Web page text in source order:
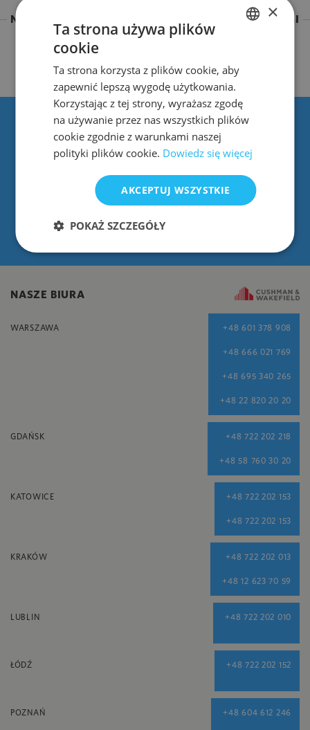
NIE MASZ CZASU SZUKAĆ? SKONTAKTUJ SIĘ Z NAMI
OBLICZ ŁĄCZNE KOSZTY WYNAJMU
Biorąc pod uwagę liczbę pracowników oraz aranżację stanowisk pracy
NASZE BIURA
WARSZAWA +48 601 378 908
+48 666 021 769
+48 695 340 265
+48 22 820 20 20
GDAŃSK +48 722 202 218
+48 58 760 30 20
KATOWICE +48 722 202 153
+48 722 202 153
KRAKÓW +48 722 202 013
+48 12 623 70 59
LUBLIN +48 722 202 010
ŁÓDŹ +48 722 202 152
POZNAŃ +48 604 612 246
ENGLISH
×
Ta strona używa plików
cookie
Ta strona korzysta z plików cookie, aby
zapewnić lepszą wygodę użytkowania.
Korzystając z tej strony, wyrażasz zgodę
na używanie przez nas wszystkich plików
cookie zgodnie z warunkami naszej
polityki plików cookie. Dowiedz się więcej
AKCEPTUJ WSZYSTKIE
POKAŻ SZCZEGÓŁY